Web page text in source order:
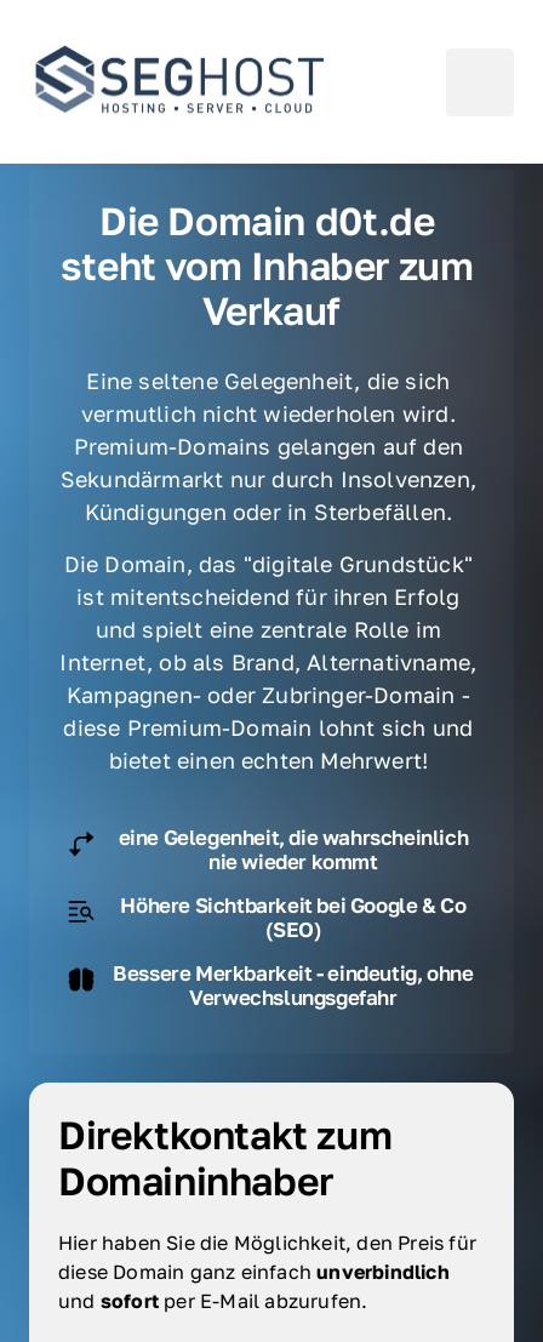
Die Domain d0t.de
steht vom Inhaber zum
Verkauf
Eine seltene Gelegenheit, die sich
vermutlich nicht wiederholen wird.
Premium-Domains gelangen auf den
Sekundärmarkt nur durch Insolvenzen,
Kündigungen oder in Sterbefällen.
Die Domain, das "digitale Grundstück"
ist mitentscheidend für ihren Erfolg
und spielt eine zentrale Rolle im
Internet, ob als Brand, Alternativname,
Kampagnen- oder Zubringer-Domain -
diese Premium-Domain lohnt sich und
bietet einen echten Mehrwert!
eine Gelegenheit, die wahrscheinlich
nie wieder kommt
Höhere Sichtbarkeit bei Google & Co
(SEO)
Bessere Merkbarkeit - eindeutig, ohne
Verwechslungsgefahr
Direktkontakt zum
Domaininhaber
Hier haben Sie die Möglichkeit, den Preis für
diese Domain ganz einfach
und sofort per E-Mail abzurufen.